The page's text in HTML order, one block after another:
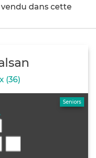
vendu dans cette
(36)
Seniors